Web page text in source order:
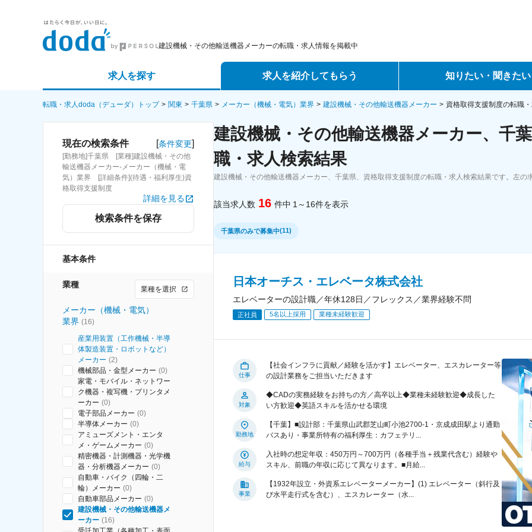
建設機械・その他輸送機器メーカーの転職・求人情報を掲載中
求人を探す
詳細条件から探す
求人特集から探す
求人を紹介してもらう
エージェントサービス
スカウトサービス
パートナーエージェントサービス
知りたい・聞きたい
転職ノウハウ
データで見る転職
転職・求人doda（デューダ）トップ 関東 千葉県 メーカー（機械・電気）業界 建設機械・その他輸送機器メーカー 資格取得支援制度の転職
現在の検索条件 [条件変更]
[勤務地]千葉県 [業種]建設機械・その他
輸送機器メーカー-メーカー（機械・電
気）業界 [詳細条件](待遇・福利厚生)資
格取得支援制度
詳細を見る
検索条件を保存
基本条件
業種 業種を選択
メーカー（機械・電気）
業界 (16)
産業用装置（工作機械・半導
体製造装置・ロボットなど）
メーカー (2)
機械部品・金型メーカー (0)
家電・モバイル・ネットワー
ク機器・複写機・プリンタメ
ーカー (0)
電子部品メーカー (0)
半導体メーカー (0)
アミューズメント・エンタ
メ・ゲームメーカー (0)
精密機器・計測機器・光学機
器・分析機器メーカー (0)
自動車・バイク（四輪・二
輪）メーカー (0)
自動車部品メーカー (0)
建設機械・その他輸送機器メ
ーカー (16)
建設機械・その他輸送機器メーカー、千
職・求人検索結果
建設機械・その他輸送機器メーカー、千葉県、資格取得支援制度の転職・求人検索結果です。左の
該当求人数 16 件中 1～16件を表示
千葉県のみで募集中(11)
日本オーチス・エレベータ株式会社
エレベーターの設計職／年休128日／フレックス／業界経験不問
正社員 5名以上採用 業種未経験歓迎
仕事
【社会インフラに貢献／経験を活かす】エレベーター、エスカレーター等
の設計業務をご担当いただきます
対象
◆CADの実務経験をお持ちの方／高卒以上◆業種未経験歓迎◆成長した
い方歓迎◆英語スキルを活かせる環境
勤務地
【千葉】■設計部：千葉県山武郡芝山町小池2700-1・京成成田駅より通勤
バスあり・事業所特有の福利厚生：カフェテリ...
給与
入社時の想定年収：450万円～700万円（各種手当＋残業代含む）経験や
スキル、前職の年収に応じて異なります。■月給...
事業
【1932年設立・外資系エレベーターメーカー】(1) エレベーター（斜行及
び水平走行式を含む）、エスカレーター（水...